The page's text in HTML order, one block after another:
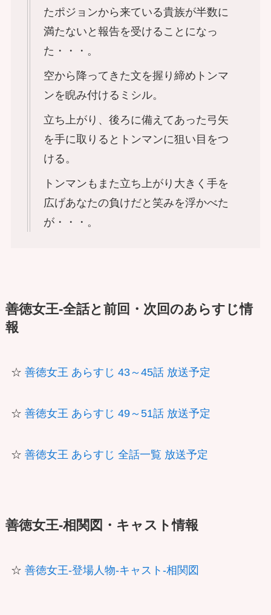
たポジョンから来ている貴族が半数に
満たないと報告を受けることになっ
た・・・。
空から降ってきた文を握り締めトンマ
ンを睨み付けるミシル。
立ち上がり、後ろに備えてあった弓矢
を手に取りるとトンマンに狙い目をつ
ける。
トンマンもまた立ち上がり大きく手を
広げあなたの負けだと笑みを浮かべた
が・・・。
善徳女王-全話と前回・次回のあらすじ情
報
☆ 善徳女王 あらすじ 43～45話 放送予定
☆ 善徳女王 あらすじ 49～51話 放送予定
☆ 善徳女王 あらすじ 全話一覧 放送予定
善徳女王-相関図・キャスト情報
☆ 善徳女王-登場人物-キャスト-相関図